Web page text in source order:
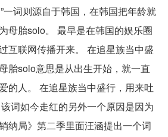
一词则源自于韩国，在韩国把年龄就
母胎solo。 最早是在韩国的娱乐圈
互联网传播开来。 在追星族当中盛
胎solo意思是从出生开始，就一直
的人。 在追星族当中盛行，用来吐
词如今走红的另外一个原因是因为
纳局》第二季里面汪涵提出一个词